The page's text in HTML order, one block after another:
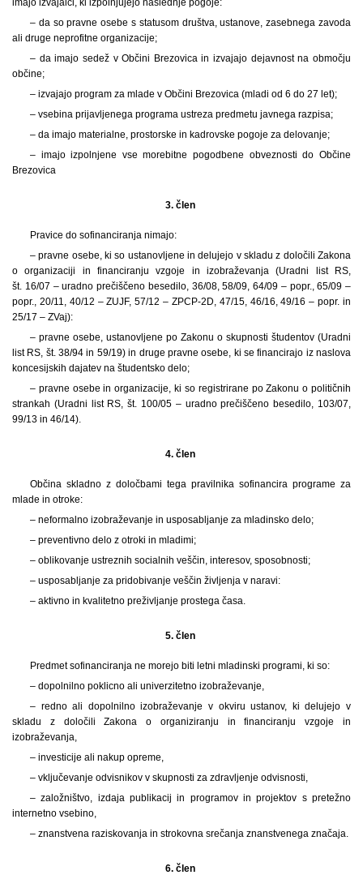
imajo izvajalci, ki izpolnjujejo naslednje pogoje:
– da so pravne osebe s statusom društva, ustanove, zasebnega zavoda
ali druge neprofitne organizacije;
– da imajo sedež v Občini Brezovica in izvajajo dejavnost na območju
občine;
– izvajajo program za mlade v Občini Brezovica (mladi od 6 do 27 let);
– vsebina prijavljenega programa ustreza predmetu javnega razpisa;
– da imajo materialne, prostorske in kadrovske pogoje za delovanje;
– imajo izpolnjene vse morebitne pogodbene obveznosti do Občine
Brezovica
3. člen
Pravice do sofinanciranja nimajo:
– pravne osebe, ki so ustanovljene in delujejo v skladu z določili Zakona
o organizaciji in financiranju vzgoje in izobraževanja (Uradni list RS,
št. 16/07 – uradno prečiščeno besedilo, 36/08, 58/09, 64/09 – popr., 65/09 –
popr., 20/11, 40/12 – ZUJF, 57/12 – ZPCP-2D, 47/15, 46/16, 49/16 – popr. in
25/17 – ZVaj):
– pravne osebe, ustanovljene po Zakonu o skupnosti študentov (Uradni
list RS, št. 38/94 in 59/19) in druge pravne osebe, ki se financirajo iz naslova
koncesijskih dajatev na študentsko delo;
– pravne osebe in organizacije, ki so registrirane po Zakonu o političnih
strankah (Uradni list RS, št. 100/05 – uradno prečiščeno besedilo, 103/07,
99/13 in 46/14).
4. člen
Občina skladno z določbami tega pravilnika sofinancira programe za
mlade in otroke:
– neformalno izobraževanje in usposabljanje za mladinsko delo;
– preventivno delo z otroki in mladimi;
– oblikovanje ustreznih socialnih veščin, interesov, sposobnosti;
– usposabljanje za pridobivanje veščin življenja v naravi:
– aktivno in kvalitetno preživljanje prostega časa.
5. člen
Predmet sofinanciranja ne morejo biti letni mladinski programi, ki so:
– dopolnilno poklicno ali univerzitetno izobraževanje,
– redno ali dopolnilno izobraževanje v okviru ustanov, ki delujejo v
skladu z določili Zakona o organiziranju in financiranju vzgoje in
izobraževanja,
– investicije ali nakup opreme,
– vključevanje odvisnikov v skupnosti za zdravljenje odvisnosti,
– založništvo, izdaja publikacij in programov in projektov s pretežno
internetno vsebino,
– znanstvena raziskovanja in strokovna srečanja znanstvenega značaja.
6. člen